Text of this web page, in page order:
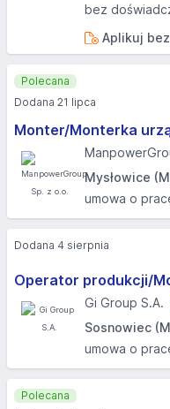
bez
Aplikuj bez
Monter/Monterka
Mysłowice
umowa o
Polecana
Dodana 21 lipca
Operator produkcji/
Gi Group S.A.
Sosnowiec
umowa o
Dodana 4 sierpnia
Polecana